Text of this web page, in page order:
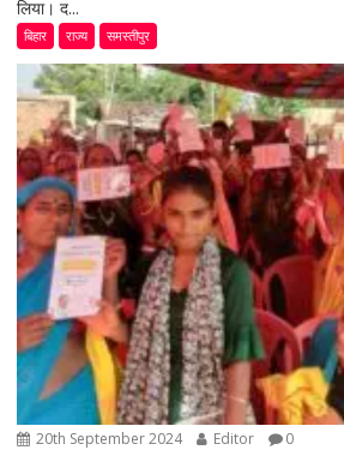
लिया। द...
बिहार राज्य समस्तीपुर
20th September 2024 Editor 0